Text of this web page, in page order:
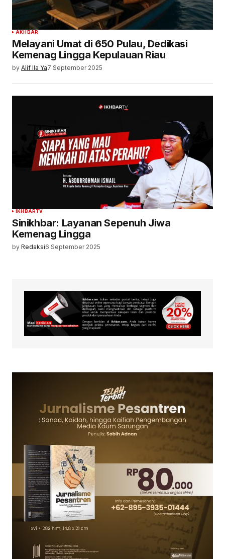
AKHBAR
Melayani Umat di 650 Pulau, Dedikasi
Kemenag Lingga Kepulauan Riau
by Alif Ila Ya7 September 2025
IKHBARTV
Sinikhbar: Layanan Sepenuh Jiwa
Kemenag Lingga
by Redaksi6 September 2025